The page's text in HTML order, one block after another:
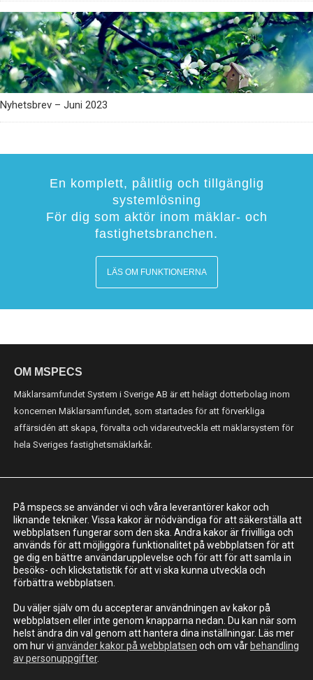
Nyhetsbrev – Juni 2023
En komplett, pålitlig och tillgänglig
systemlösning
För dig som aktör inom mäklar- och
fastighetsbranchen.
LÄS OM FUNKTIONERNA
OM MSPECS
Mäklarsamfundet System i Sverige AB är ett helägt dotterbolag inom
koncernen Mäklarsamfundet, som startades för att förverkliga
affärsidén att skapa, förvalta och vidareutveckla ett mäklarsystem för
hela Sveriges fastighetsmäklarkår.
Mäklarsamfundet System i Sverige AB
Adress: Luntmakargatan 26, 111 37 Stockholm
010-221 61 00
support@mspecs.se
På mspecs.se använder vi och våra leverantörer kakor och
liknande tekniker. Vissa kakor är nödvändiga för att säkerställa att
webbplatsen fungerar som den ska. Andra kakor är frivilliga och
används för att möjliggöra funktionalitet på webbplatsen för att
ge dig en bättre användarupplevelse och för att för att samla in
besöks- och klickstatistik för att vi ska kunna utveckla och
förbättra webbplatsen.
Du väljer själv om du accepterar användningen av kakor på
webbplatsen eller inte genom knapparna nedan. Du kan när som
helst ändra din val genom att hantera dina inställningar. Läs mer
om hur vi använder kakor på webbplatsen och om vår behandling
av personuppgifter.